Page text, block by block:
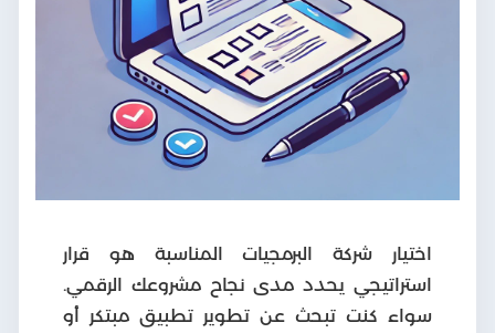
اختيار شركة البرمجيات المناسبة هو قرار
استراتيجي يحدد مدى نجاح مشروعك الرقمي.
سواء كنت تبحث عن تطوير تطبيق مبتكر أو